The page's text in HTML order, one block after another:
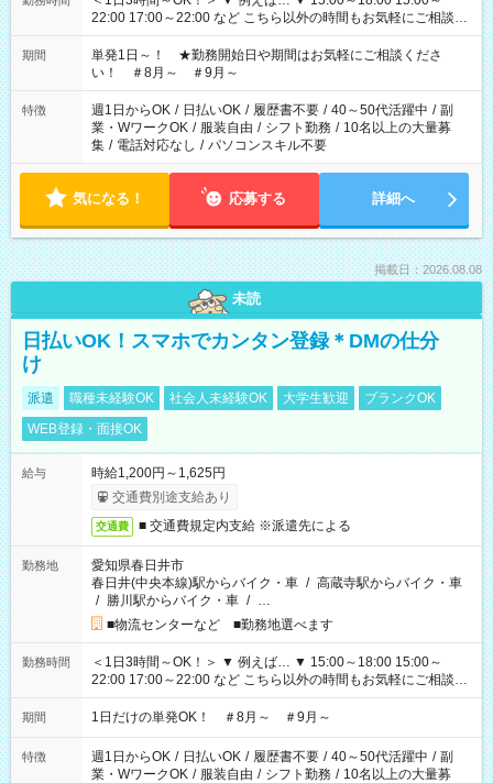
22:00 17:00～22:00 など こちら以外の時間もお気軽にご相談く
ださい！
期間
単発1日～！ ★勤務開始日や期間はお気軽にご相談くださ
い！ ＃8月～ ＃9月～
特徴 週1日からOK / 日払いOK / 履歴書不要 / 40～50代活躍中 / 副
業・WワークOK / 服装自由 / シフト勤務 / 10名以上の大量募
集 / 電話対応なし / パソコンスキル不要
気になる！ 応募する 詳細へ
掲載日：2026.08.08
未読
日払いOK！スマホでカンタン登録＊DMの仕分
け
派遣 職種未経験OK 社会人未経験OK 大学生歓迎
ブランクOK
WEB登録・面接OK
給与
時給1,200円～1,625円
交通費別途支給あり
交通費 ■ 交通費規定内支給 ※派遣先による
勤務地
愛知県春日井市
春日井(中央本線)駅からバイク・車 / 高蔵寺駅からバイク・車
/ 勝川駅からバイク・車 / …
■物流センターなど ■勤務地選べます
勤務時間
＜1日3時間～OK！＞ ▼ 例えば… ▼ 15:00～18:00 15:00～
22:00 17:00～22:00 など こちら以外の時間もお気軽にご相談く
ださい！
期間 1日だけの単発OK！ ＃8月～ ＃9月～
特徴 週1日からOK / 日払いOK / 履歴書不要 / 40～50代活躍中 / 副
業・WワークOK / 服装自由 / シフト勤務 / 10名以上の大量募